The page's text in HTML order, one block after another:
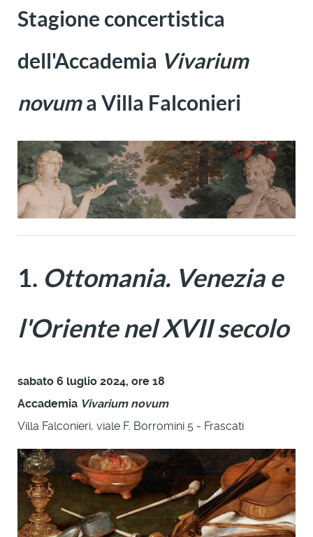
Stagione concertistica
dell'Accademia Vivarium
novum a Villa Falconieri
1. Ottomania. Venezia e
l'Oriente nel XVII secolo
sabato 6 luglio 2024, ore 18
Accademia Vivarium novum
Villa Falconieri, viale F. Borromini 5 - Frascati